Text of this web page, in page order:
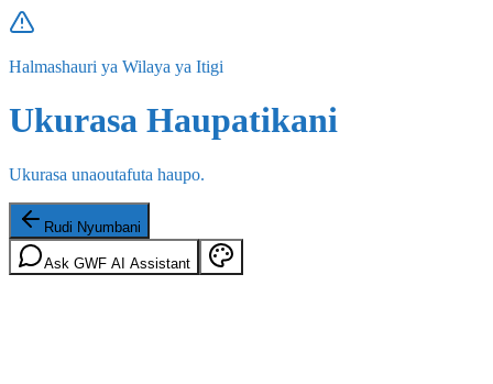
Halmashauri ya Wilaya ya Itigi
Ukurasa Haupatikani
Ukurasa unaoutafuta haupo.
Rudi Nyumbani
Ask GWF AI Assistant